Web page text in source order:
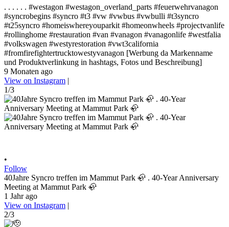
. . . . . . #westagon #westagon_overland_parts #feuerwehrvanagon
#syncrobegins #syncro #t3 #vw #vwbus #vwbulli #t3syncro
#t25syncro #homeiswhereyouparkit #homeonwheels #projectvanlife
#rollinghome #restauration #van #vanagon #vanagonlife #westfalia
#volkswagen #westyrestoration #vwt3california
#fromfirefightertrucktowestyvanagon [Werbung da Markenname
und Produktverlinkung in hashtags, Fotos und Beschreibung]
9 Monaten ago
View on Instagram |
1/3
•
Follow
40Jahre Syncro treffen im Mammut Park 🦣 . 40-Year Anniversary
Meeting at Mammut Park 🦣
1 Jahr ago
View on Instagram |
2/3